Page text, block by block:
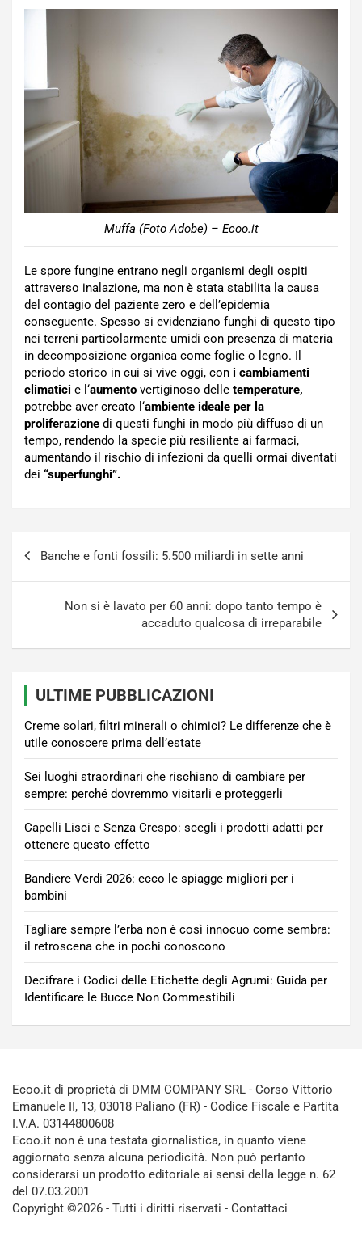
Muffa (Foto Adobe) – Ecoo.it
Le spore fungine entrano negli organismi degli ospiti
attraverso inalazione, ma non è stata stabilita la causa
del contagio del paziente zero e dell’epidemia
conseguente. Spesso si evidenziano funghi di questo tipo
nei terreni particolarmente umidi con presenza di materia
in decomposizione organica come foglie o legno. Il
periodo storico in cui si vive oggi, con i cambiamenti
climatici e l ‘aumento vertiginoso delle temperature,
potrebbe aver creato l ‘ambiente ideale per la
proliferazione di questi funghi in modo più diffuso di un
tempo, rendendo la specie più resiliente ai farmaci,
aumentando il rischio di infezioni da quelli ormai diventati
dei “superfunghi”.
Banche e fonti fossili: 5.500 miliardi in sette anni
Non si è lavato per 60 anni: dopo tanto tempo è
accaduto qualcosa di irreparabile
ULTIME PUBBLICAZIONI
Creme solari, filtri minerali o chimici? Le differenze che è
utile conoscere prima dell’estate
Sei luoghi straordinari che rischiano di cambiare per
sempre: perché dovremmo visitarli e proteggerli
Capelli Lisci e Senza Crespo: scegli i prodotti adatti per
ottenere questo effetto
Bandiere Verdi 2026: ecco le spiagge migliori per i
bambini
Tagliare sempre l’erba non è così innocuo come sembra:
il retroscena che in pochi conoscono
Decifrare i Codici delle Etichette degli Agrumi: Guida per
Identificare le Bucce Non Commestibili
Ecoo.it di proprietà di DMM COMPANY SRL - Corso Vittorio
Emanuele II, 13, 03018 Paliano (FR) - Codice Fiscale e Partita
I.V.A. 03144800608
Ecoo.it non è una testata giornalistica, in quanto viene
aggiornato senza alcuna periodicità. Non può pertanto
considerarsi un prodotto editoriale ai sensi della legge n. 62
del 07.03.2001
Copyright ©2026 - Tutti i diritti riservati - Contattaci